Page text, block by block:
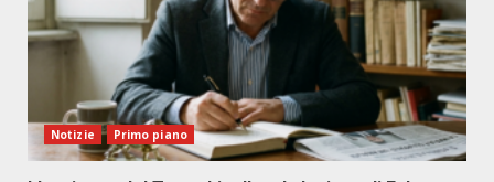
Notizie Primo piano